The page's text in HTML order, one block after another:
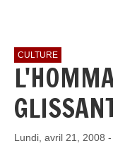
CULTURE
Lundi, avril 21, 2008